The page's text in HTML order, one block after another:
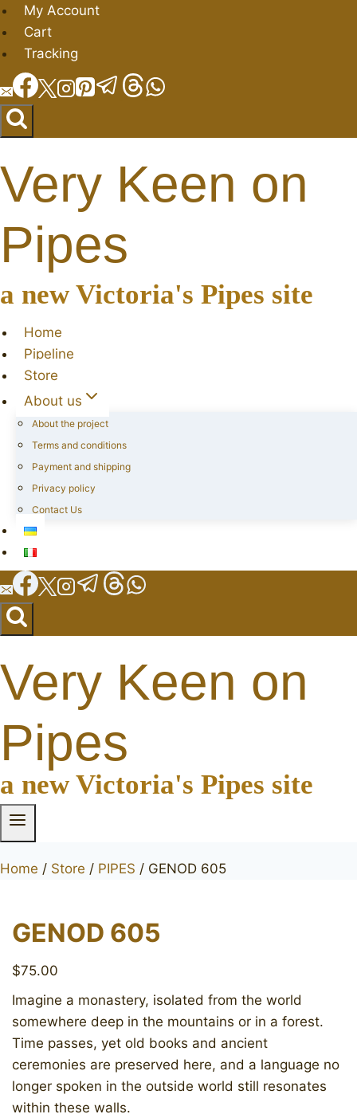
Skip
to
content
My Account
Cart
Tracking
Very Keen on
Pipes
a new Victoria's Pipes site
Home
Pipeline
Store
About us
About the project
Terms and conditions
Payment and shipping
Privacy policy
Contact Us
Very Keen on
Pipes
a new Victoria's Pipes site
Home / Store / PIPES / GENOD 605
GENOD 605
$75.00
Imagine a monastery, isolated from the world
somewhere deep in the mountains or in a forest.
Time passes, yet old books and ancient
ceremonies are preserved here, and a language no
longer spoken in the outside world still resonates
within these walls.